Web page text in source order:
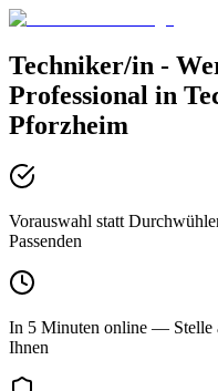
Techniker/in -
Professional in
Pforzheim
Vorauswahl statt
Passenden
In 5 Minuten online — Stelle
Ihnen